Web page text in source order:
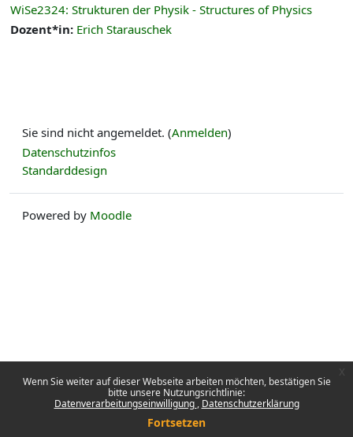
Wenn Sie weiter auf dieser Webseite arbeiten möchten, bestätigen Sie
bitte unsere Nutzungsrichtlinie:
Datenverarbeitungseinwilligung Datenschutzerklärung
Fortsetzen
WiSe2324: Strukturen der Physik - Structures of Physics
Dozent*in: Erich Starauschek
Sie sind nicht angemeldet. (Anmelden)
Datenschutzinfos
Standarddesign
Powered by Moodle